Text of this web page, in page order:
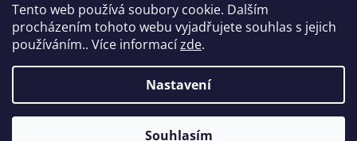
Tento web používá soubory cookie. Dalším
procházením tohoto webu vyjadřujete souhlas s jejich
používáním.. Více informacízde.
Nastavení
Souhlasím
Vytvořil Shoptet